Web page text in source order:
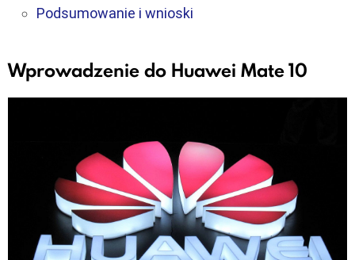
Podsumowanie i wnioski
Wprowadzenie do Huawei Mate 10